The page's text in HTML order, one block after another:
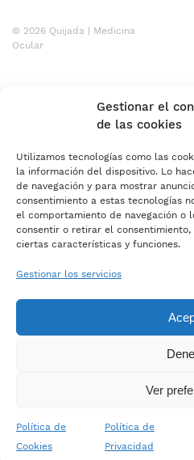
Gestionar el
de las cookies
Utilizamos tecnologías como las
la información del dispositivo. Lo
de navegación y para mostrar
consentimiento a estas tecnologías
el comportamiento de navegación o
consentir o retirar el
ciertas características y funciones.
Gestionar los servicios
Ver
Política de
Cookies
Política de
Privacidad
© 2026 Quijada | Medicina
Ocular